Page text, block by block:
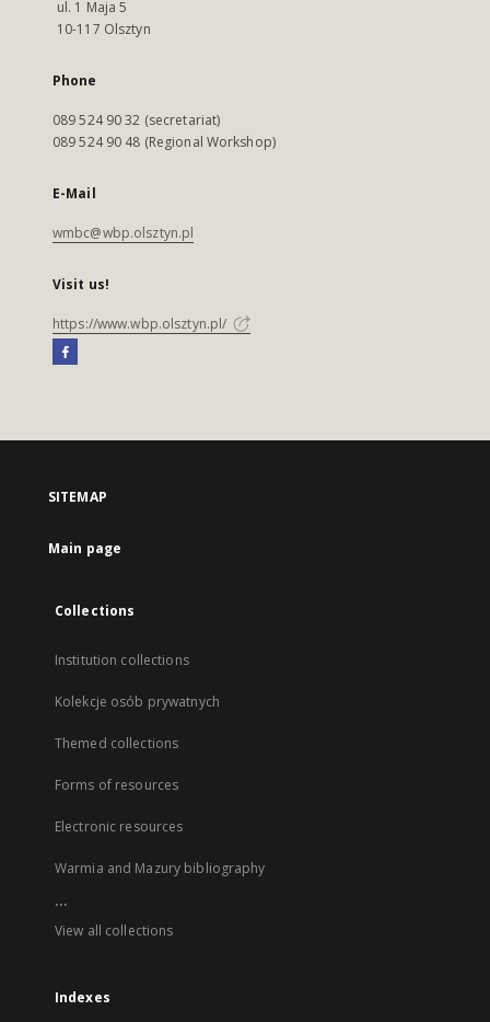
ul. 1 Maja 5
10-117 Olsztyn
Phone
089 524 90 32 (secretariat)
089 524 90 48 (Regional Workshop)
E-Mail
wmbc@wbp.olsztyn.pl
Visit us!
https://www.wbp.olsztyn.pl/
SITEMAP
Main page
Collections
Institution collections
Kolekcje osób prywatnych
Themed collections
Forms of resources
Electronic resources
Warmia and Mazury bibliography
...
View all collections
Indexes